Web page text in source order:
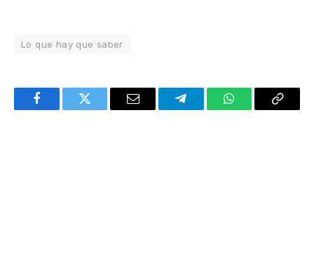
Lo que hay que saber
FacebookTwitter Email TelegramWhatsAppCopy